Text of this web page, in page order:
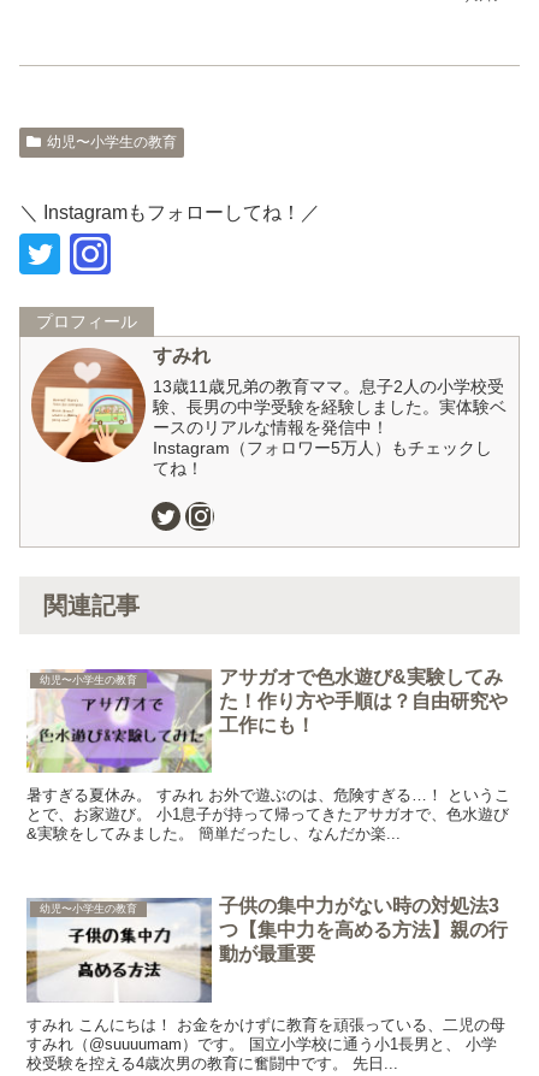
幼児〜小学生の教育
＼ Instagramもフォローしてね！／
プロフィール
すみれ
13歳11歳兄弟の教育ママ。息子2人の小学校受
験、長男の中学受験を経験しました。実体験ベ
ースのリアルな情報を発信中！
Instagram（フォロワー5万人）もチェックし
てね！
関連記事
幼児〜小学生の教育
アサガオで色水遊び&実験してみ
た！作り方や手順は？自由研究や
工作にも！
暑すぎる夏休み。 すみれ お外で遊ぶのは、危険すぎる…！ というこ
とで、お家遊び。 小1息子が持って帰ってきたアサガオで、色水遊び
&実験をしてみました。 簡単だったし、なんだか楽...
幼児〜小学生の教育
子供の集中力がない時の対処法3
つ【集中力を高める方法】親の行
動が最重要
すみれ こんにちは！ お金をかけずに教育を頑張っている、二児の母
すみれ（@suuuumam）です。 国立小学校に通う小1長男と、 小学
校受験を控える4歳次男の教育に奮闘中です。 先日...